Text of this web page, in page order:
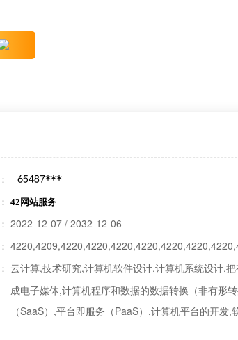
42网站服务
2022-12-07 / 2032-12-06
云计算,技术研究,计算机软件设计,计算机系统设计,
成电子媒体,计算机程序和数据的数据转换（非有形
（SaaS）,平台即服务（PaaS）,计算机平台的开发,